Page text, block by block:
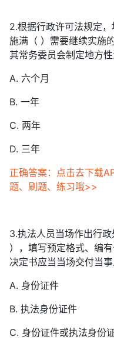
2.根据行政许可法规定
施满（ ）需要继续实施
其常务委员会制定地方性
A. 六个月
B. 一年
C. 两年
D. 三年
正确答案：点击去下载
题、刷题、练习哦>>
3.执法人员当场作出行
），填写预定格式、编
决定书应当当场交付当事
A. 身份证件
B. 执法身份证件
C. 身份证件或执法身份